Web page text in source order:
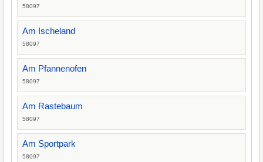
58097
Am Ischeland
58097
Am Pfannenofen
58097
Am Rastebaum
58097
Am Sportpark
58097